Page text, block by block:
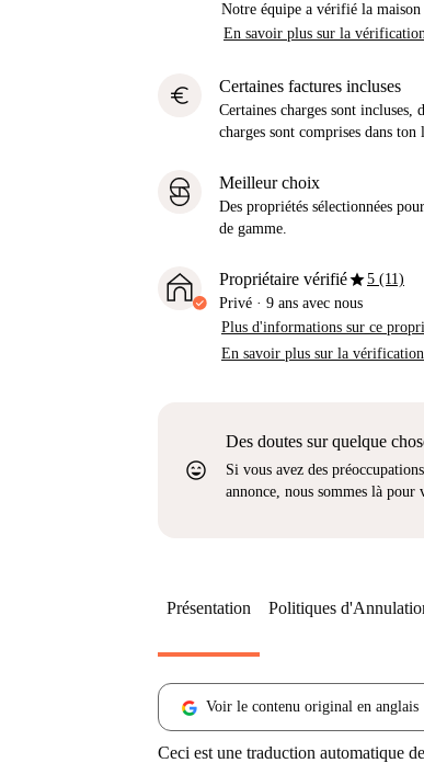
Notre équipe a vérifié la maison
En savoir plus sur la
euro Certaines factures incluses
Certaines charges sont
charges sont comprises dans
Meilleur choix
Des propriétés sélectionnées
de gamme.
Propriétaire vérifiéstar5 (11)
Privé · 9 ans avec nous
Plus d'informations sur ce
En savoir plus sur la vérification
sentiment_very_satisfied
Des doutes sur quelque
Si vous avez des
annonce, nous sommes là pour
Présentation Politiques
Voir le contenu original en anglais
Ceci est une traduction automatique